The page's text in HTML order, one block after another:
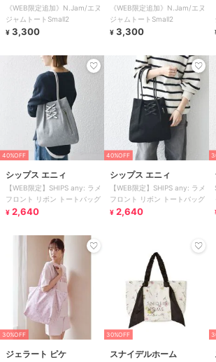
《WEB限定追加》N.Jam/エヌ
ジャムトートSmall2
¥ 3,300
《WEB限定追加》N.Jam/エヌ
ジャムトートSmall2
¥ 3,300
40%OFF
シップス エニィ
【WEB限定】SHIPS any: ラメ
フロント リボン トートバッグ
¥ 2,640
40%OFF
シップス エニィ
【WEB限定】SHIPS any: ラメ
フロント リボン トートバッグ
¥ 2,640
30%OFF
ジェラート ピケ
30%OFF
スナイデルホーム